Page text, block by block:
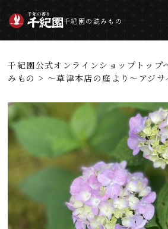
千紀園の読みもの
千紀園公式オンラインショップトップ
みもの > ～草津本店の庭より～アジサ